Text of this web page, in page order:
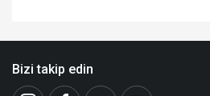
Bizi takip edin